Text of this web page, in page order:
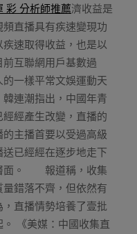
彩 分析師推薦濟收益是
直播具有疾速變現功
速取得收益，也是以
互聯網用戶基數過
一樣平常文娛運動天
連潮指出，中國年青
經產生改變，直播的
主播首要以受過高級
已經經在逐步地走下
面。 報道稱，收集
錯落不齊，但依然有
直播情勢培養了壹批
《美媒：中國收集直